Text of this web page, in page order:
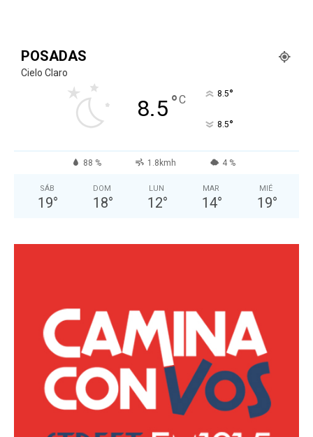
POSADAS
Cielo Claro
8.5°C 8.5°
8.5°
88 % 1.8kmh 4 %
SÁB
19°
DOM
18°
LUN
12°
MAR
14°
MIÉ
19°